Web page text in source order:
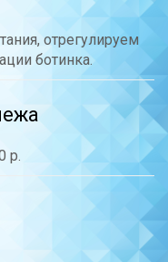
отрегулируем
ботинка.
р.